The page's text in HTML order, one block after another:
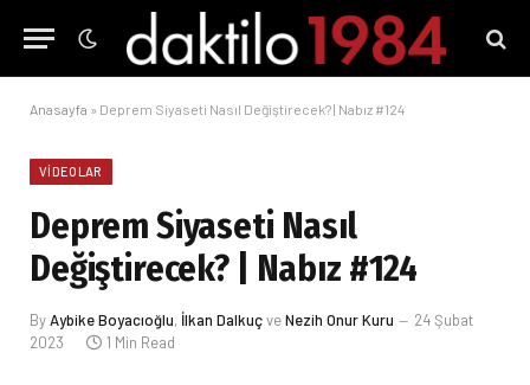
Anasayfa » Deprem Siyaseti Nasıl Değiştirecek? | Nabız #124
VIDEOLAR
Deprem Siyaseti Nasıl
Değiştirecek? | Nabız #124
ByAybike Boyacıoğlu, İlkan DalkuçveNezih Onur Kuru
24 Şubat
2023
1 Min Read